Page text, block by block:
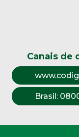
Canais de
Brasil: